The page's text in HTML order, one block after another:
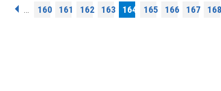
Σελίδες
… 160 161 162 163 164 165 166 167